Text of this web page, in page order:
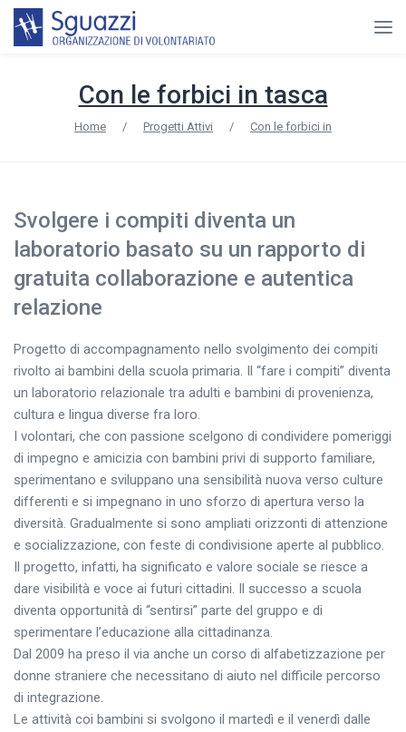
Con le forbici in tasca
Home / Progetti Attivi / Con le forbici in
Svolgere i compiti diventa un
laboratorio basato su un rapporto di
gratuita collaborazione e autentica
relazione
Progetto di accompagnamento nello svolgimento dei compiti
rivolto ai bambini della scuola primaria. Il “fare i compiti” diventa
un laboratorio relazionale tra adulti e bambini di provenienza,
cultura e lingua diverse fra loro.
I volontari, che con passione scelgono di condividere pomeriggi
di impegno e amicizia con bambini privi di supporto familiare,
sperimentano e sviluppano una sensibilità nuova verso culture
differenti e si impegnano in uno sforzo di apertura verso la
diversità. Gradualmente si sono ampliati orizzonti di attenzione
e socializzazione, con feste di condivisione aperte al pubblico.
Il progetto, infatti, ha significato e valore sociale se riesce a
dare visibilità e voce ai futuri cittadini. Il successo a scuola
diventa opportunità di “sentirsi” parte del gruppo e di
sperimentare l’educazione alla cittadinanza.
Dal 2009 ha preso il via anche un corso di alfabetizzazione per
donne straniere che necessitano di aiuto nel difficile percorso
di integrazione.
Le attività coi bambini si svolgono il martedì e il venerdì dalle